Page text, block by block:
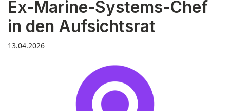
Ex-Marine-Systems-Chef
in den Aufsichtsrat
13.04.2026